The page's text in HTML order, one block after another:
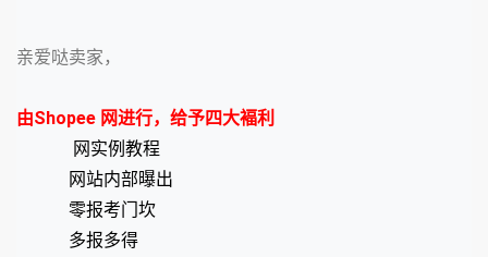
亲爱哒卖家，
由Shopee 网进行，给予四大褔利
网实例教程
网站内部曝出
零报考门坎
多报多得